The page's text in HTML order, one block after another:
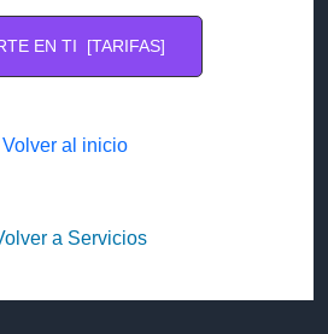
EN TI [TARIFAS]
Volver al inicio
a Servicios